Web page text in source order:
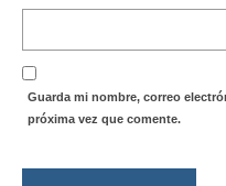
Guarda mi nombre, correo
próxima vez que comente.